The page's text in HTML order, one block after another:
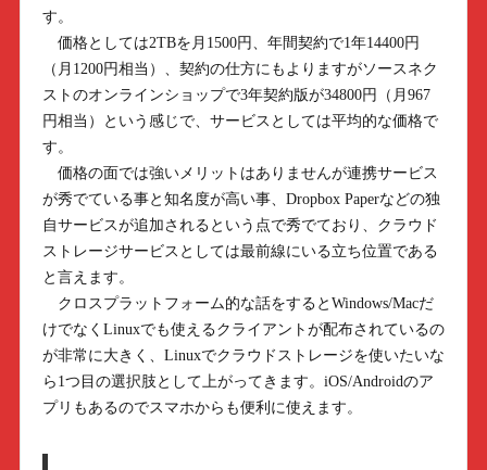
す。
価格としては2TBを月1500円、年間契約で1年14400円
（月1200円相当）、契約の仕方にもよりますがソースネク
ストのオンラインショップで3年契約版が34800円（月967
円相当）という感じで、サービスとしては平均的な価格で
す。
価格の面では強いメリットはありませんが連携サービス
が秀でている事と知名度が高い事、Dropbox Paperなどの独
自サービスが追加されるという点で秀でており、クラウド
ストレージサービスとしては最前線にいる立ち位置である
と言えます。
クロスプラットフォーム的な話をするとWindows/Macだ
けでなくLinuxでも使えるクライアントが配布されているの
が非常に大きく、Linuxでクラウドストレージを使いたいな
ら1つ目の選択肢として上がってきます。iOS/Androidのア
プリもあるのでスマホからも便利に使えます。